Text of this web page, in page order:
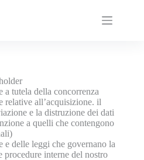
a tutela della concorrenza
relative all’acquisizione. il
e la distruzione dei dati
a quelli che contengono
e delle leggi che governano la
procedure interne del nostro